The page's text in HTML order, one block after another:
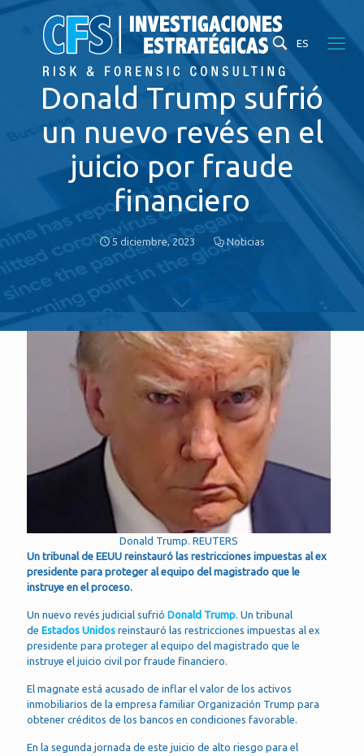
ES
Donald Trump sufrió
un nuevo revés en el
juicio por fraude
financiero
5 diciembre, 2023 Noticias
Donald Trump. REUTERS
Un tribunal de EEUU reinstauró las restricciones impuestas al ex
presidente para proteger al equipo del magistrado que le
instruye en el proceso.
Un nuevo revés judicial sufrió Donald Trump. Un tribunal
de Estados Unidos reinstauró las restricciones impuestas al ex
presidente para proteger al equipo del magistrado que le
instruye el juicio civil por fraude financiero.
El magnate está acusado de inflar el valor de los activos
inmobiliarios de la empresa familiar Organización Trump para
obtener créditos de los bancos en condiciones favorable.
En la segunda jornada de este juicio de alto riesgo para el